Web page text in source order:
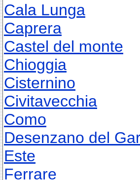
Cala Lunga
Caprera
Castel del monte
Chioggia
Cisternino
Civitavecchia
Como
Desenzano del
Este
Ferrare